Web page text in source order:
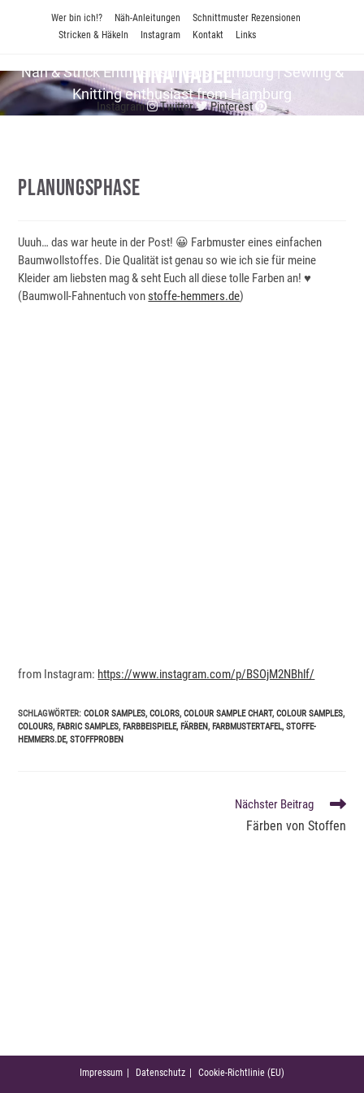
Wer bin ich!? Näh-Anleitungen
Schnittmuster Rezensionen
Stricken & Häkeln
Instagram Kontakt Links
Nina Nadel
Näh & Strick En­thu­si­as­tin aus Hamburg | Sewing &
Knitting enthusiast from Hamburg
Instagram Twitter Pinterest
Planungsphase
Uuuh… das war heute in der Post! 😀 Farbmuster eines einfachen
Baumwollstoffes. Die Qualität ist genau so wie ich sie für meine
Kleider am liebsten mag & seht Euch all diese tolle Farben an! ♥
(Baumwoll-Fahnentuch von stoffe-hemmers.de)
from Instagram: https://www.instagram.com/p/BSOjM2NBhlf/
SCHLAGWÖRTER:COLOR SAMPLES, COLORS, COLOUR SAMPLE CHART, COLOUR SAMPLES,
COLOURS, FABRIC SAMPLES, FARBBEISPIELE, FÄRBEN, FARBMUSTERTAFEL, STOFFE-
HEMMERS.DE, STOFFPROBEN
Nächster Beitrag
Färben von Stoffen
Impressum Datenschutz Cookie-Richtlinie (EU)